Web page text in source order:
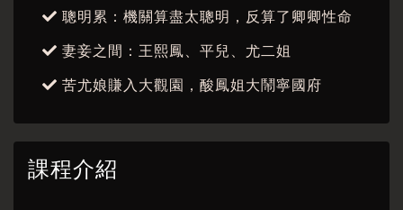
聰明累：機關算盡太聰明，反算了卿卿性命
妻妾之間：王熙鳳、平兒、尤二姐
苦尤娘賺入大觀園，酸鳳姐大鬧寧國府
課程介紹